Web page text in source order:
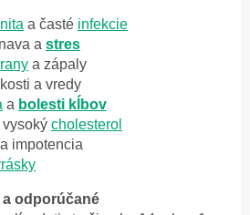
a časté infekcie
a stres
rany a zápaly
a vredy
a bolesti kĺbov
vysoký cholesterol
a impotencia
odporúčané